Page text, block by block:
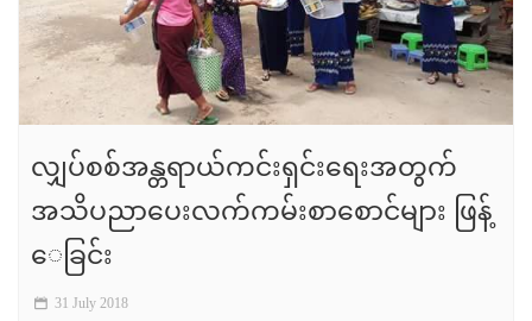
လျှပ်စစ်အန္တရာယ်ကင်းရှင်းရေးအတွက်
အသိပညာပေးလက်ကမ်းစာစောင်များ ဖြန့်​
ေခြင်း
31 July 2018